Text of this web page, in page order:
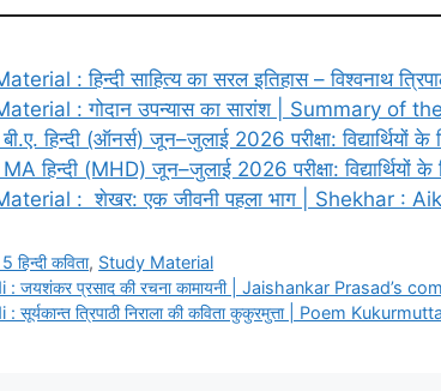
: हिन्दी साहित्य का सरल इतिहास – विश्वनाथ
: गोदान उपन्यास का सारांश | Summary of
हिन्दी (ऑनर्स) जून–जुलाई 2026 परीक्षा: विद्यार्थियों के
हिन्दी (MHD) जून–जुलाई 2026 परीक्षा:
: शेखर: एक जीवनी पहला भाग | Shekhar :
कविता, Study Material
: जयशंकर प्रसाद की रचना कामायनी | Jaishankar Prasad’s
सूर्यकान्त त्रिपाठी निराला की कविता कुकुरमुत्ता | Poem